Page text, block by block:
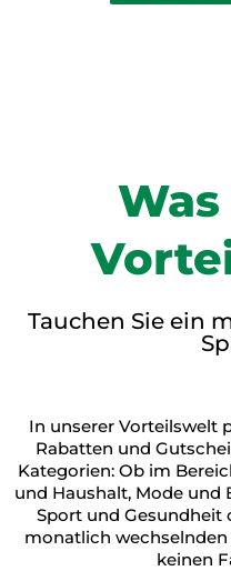
Tauchen Sie ein
In unserer Vorteilswelt
Rabatten und
Kategorien: Ob im
und Haushalt, Mode und
Sport und Gesundheit
monatlich
keinen